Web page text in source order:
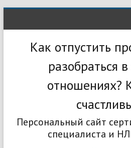
Как отпустить
разобраться
отношениях?
Персональный сайт
специалиста и